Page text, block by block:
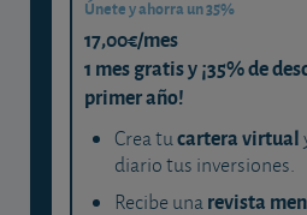
Únete y ahorra un 35%
17,00€/mes
1 mes gratis y ¡35% de
primer año!
Crea tucartera virtual
diario tus inversiones.
Recibe unarevista